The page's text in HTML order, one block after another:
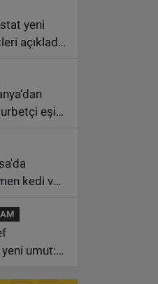
açıkladı:
eşini
unuttu
kedi ve
başına
umut: